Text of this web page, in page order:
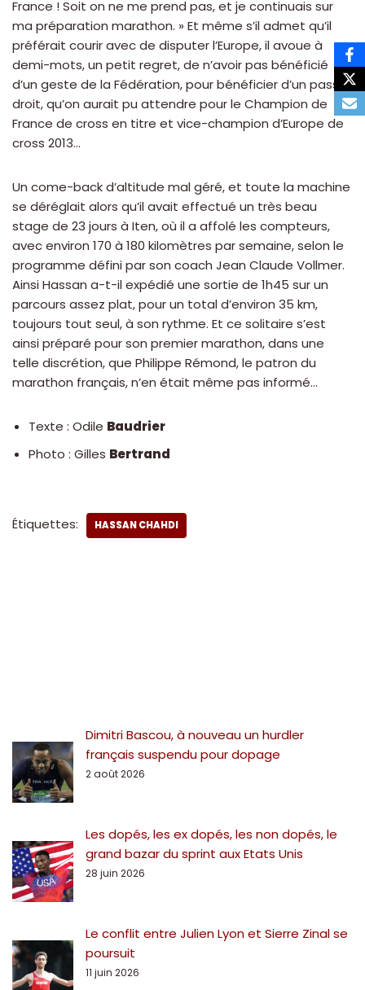
France ! Soit on ne me prend pas, et je continuais sur
ma préparation marathon. » Et même s’il admet qu’il
préférait courir avec de disputer l’Europe, il avoue à
demi-mots, un petit regret, de n’avoir pas bénéficié
d’un geste de la Fédération, pour bénéficier d’un passe
droit, qu’on aurait pu attendre pour le Champion de
France de cross en titre et vice-champion d’Europe de
cross 2013…
Un come-back d’altitude mal géré, et toute la machine
se déréglait alors qu’il avait effectué un très beau
stage de 23 jours à Iten, où il a affolé les compteurs,
avec environ 170 à 180 kilomètres par semaine, selon le
programme défini par son coach Jean Claude Vollmer.
Ainsi Hassan a-t-il expédié une sortie de 1h45 sur un
parcours assez plat, pour un total d’environ 35 km,
toujours tout seul, à son rythme. Et ce solitaire s’est
ainsi préparé pour son premier marathon, dans une
telle discrétion, que Philippe Rémond, le patron du
marathon français, n’en était même pas informé…
Texte : Odile Baudrier
Photo : Gilles Bertrand
Étiquettes: HASSAN CHAHDI
Dimitri Bascou, à nouveau un hurdler
français suspendu pour dopage
2 août 2026
Les dopés, les ex dopés, les non dopés, le
grand bazar du sprint aux Etats Unis
28 juin 2026
Le conflit entre Julien Lyon et Sierre Zinal se
poursuit
11 juin 2026